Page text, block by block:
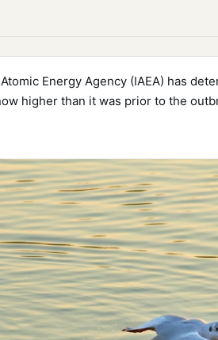
Energy Agency (IAEA) has
higher than it was prior to the